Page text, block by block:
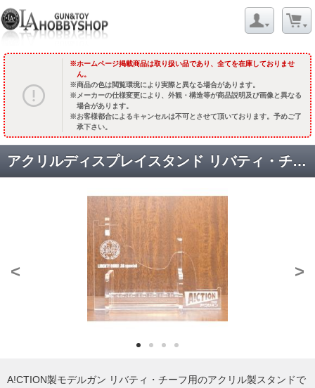
ホームページ掲載商品は取り扱い品であり、全てを在庫しておりませ
ん。
商品の色は閲覧環境により実際と異なる場合があります。
メーカーの仕様変更により、外観・構造等が商品説明及び画像と異なる
場合があります。
お客様都合によるキャンセルは不可とさせて頂いております。予めご了
承下さい。
アクリルディスプレイスタンド リバティ・チーフ用 [取寄.長納期]
< >
A!CTION製モデルガン リバティ・チーフ用のアクリル製スタンドで